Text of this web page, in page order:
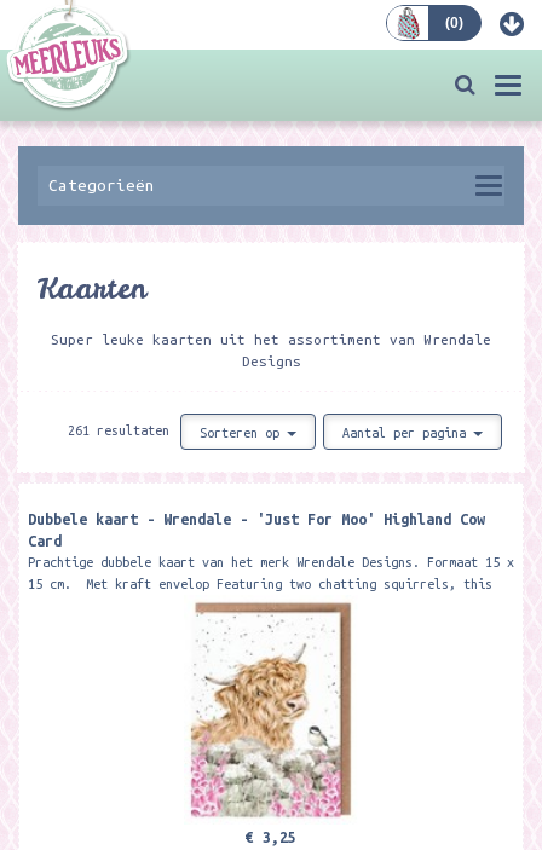
(0)
Categorieën
Kaarten
Super leuke kaarten uit het assortiment van Wrendale
Designs
261 resultaten Sorteren op Aantal per pagina
Dubbele kaart - Wrendale - 'Just For Moo' Highland Cow
Card
Prachtige dubbele kaart van het merk Wrendale Designs. Formaat 15 x
15 cm. Met kraft envelop Featuring two chatting squirrels, this
€ 3,25